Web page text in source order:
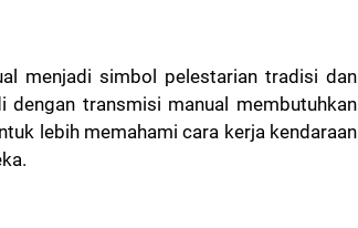
menjadi simbol pelestarian tradisi dan
dengan transmisi manual membutuhkan
lebih memahami cara kerja kendaraan